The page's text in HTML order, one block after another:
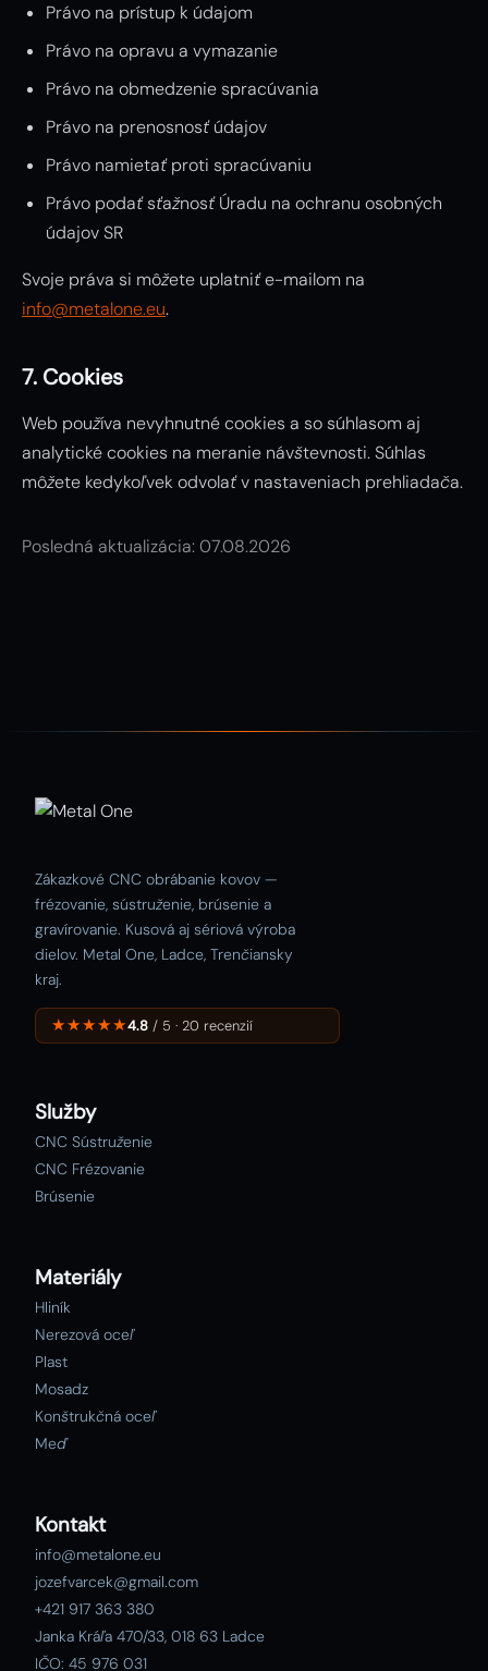
Právo na prístup k údajom
Právo na opravu a vymazanie
Právo na obmedzenie spracúvania
Právo na prenosnosť údajov
Právo namietať proti spracúvaniu
Právo podať sťažnosť Úradu na ochranu osobných
údajov SR
Svoje práva si môžete uplatniť e-mailom na
info@metalone.eu.
7. Cookies
Web používa nevyhnutné cookies a so súhlasom aj
analytické cookies na meranie návštevnosti. Súhlas
môžete kedykoľvek odvolať v nastaveniach prehliadača.
Posledná aktualizácia: 07.08.2026
Zákazkové CNC obrábanie kovov —
frézovanie, sústruženie, brúsenie a
gravírovanie. Kusová aj sériová výroba
dielov. Metal One, Ladce, Trenčiansky
kraj.
★★★★★4.8 / 5 · 20 recenzií
Služby
CNC Sústruženie
CNC Frézovanie
Brúsenie
Materiály
Hliník
Nerezová oceľ
Plast
Mosadz
Konštrukčná oceľ
Meď
Kontakt
info@metalone.eu
jozefvarcek@gmail.com
+421 917 363 380
Janka Kráľa 470/33, 018 63 Ladce
IČO: 45 976 031